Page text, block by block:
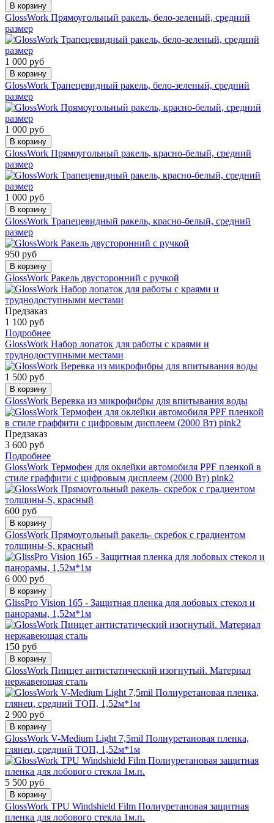
В корзину
GlossWork Прямоугольный ракель, бело-зеленый, средний
размер
1 000 руб
В корзину
GlossWork Трапецевидный ракель, бело-зеленый, средний
размер
1 000 руб
В корзину
GlossWork Прямоугольный ракель, красно-белый, средний
размер
1 000 руб
В корзину
GlossWork Трапецевидный ракель, красно-белый, средний
размер
950 руб
В корзину
GlossWork Ракель двусторонний с ручкой
Предзаказ
1 100 руб
Подробнее
GlossWork Набор лопаток для работы с краями и
труднодоступными местами
1 500 руб
В корзину
GlossWork Веревка из микрофибры для впитывания воды
Предзаказ
3 600 руб
Подробнее
GlossWork Термофен для оклейки автомобиля PPF пленкой в
стиле граффити с цифровым дисплеем (2000 Вт) pink2
600 руб
В корзину
GlossWork Прямоугольный ракель- скребок с градиентом
толщины-S, красный
6 000 руб
В корзину
GlissPro Vision 165 - Защитная пленка для лобовых стекол и
панорамы, 1,52м*1м
150 руб
В корзину
GlossWork Пинцет антистатический изогнутый. Материал
нержавеющая сталь
2 900 руб
В корзину
GlossWork V-Medium Light 7,5mil Полиуретановая пленка,
глянец, средний ТОП, 1,52м*1м
5 500 руб
В корзину
GlossWork TPU Windshield Film Полиуретановая защитная
пленка для лобового стекла 1м.п.